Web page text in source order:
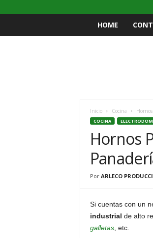
HOME
Inicio Cocina
COCINA
Hornos
Por ARLECO
Si cuentas con un
industrial de alto
galletas, etc.